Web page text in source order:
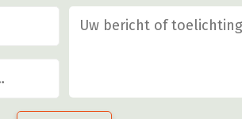
productpagina